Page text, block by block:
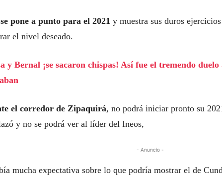
pone a punto para el 2021 y muestra sus duros
el nivel deseado.
y Bernal ¡se sacaron chispas! Así fue el tremendo
el corredor de Zipaquirá, no podrá iniciar pronto su
y no se podrá ver al líder del Ineos,
- Anuncio -
mucha expectativa sobre lo que podría mostrar el de